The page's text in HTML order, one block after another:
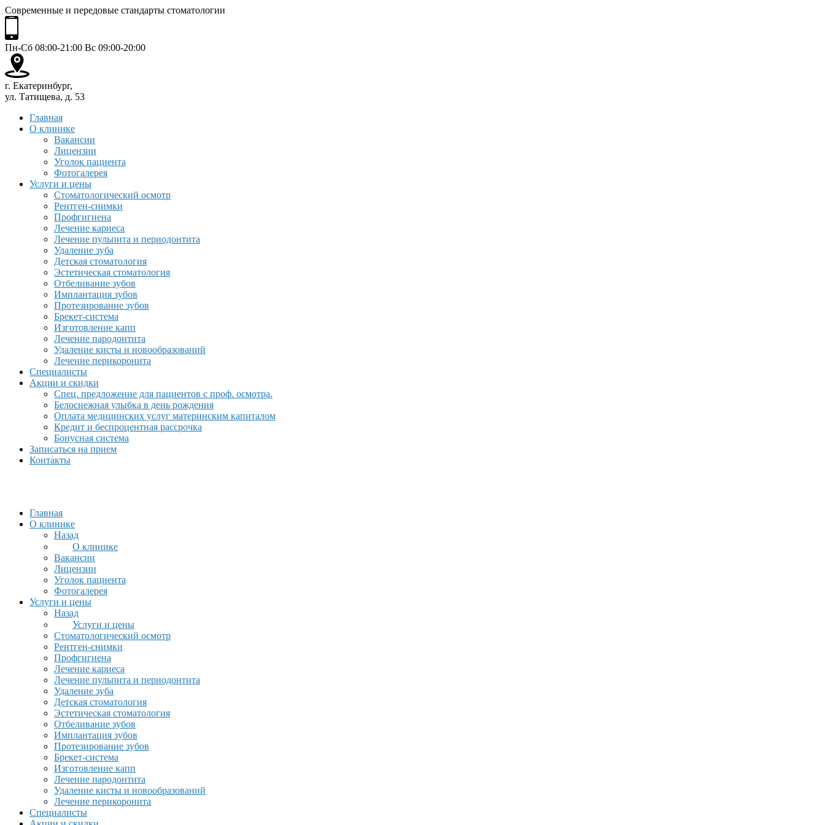
Современные и передовые стандарты стоматологии
Пн-Сб 08:00-21:00 Вс 09:00-20:00
г. Екатеринбург,
ул. Татищева, д. 53
Главная
О клинике
Вакансии
Лицензии
Уголок пациента
Фотогалерея
Услуги и цены
Стоматологический осмотр
Рентген-снимки
Профгигиена
Лечение кариеса
Лечение пульпита и периодонтита
Удаление зуба
Детская стоматология
Эстетическая стоматология
Отбеливание зубов
Имплантация зубов
Протезирование зубов
Брекет-система
Изготовление капп
Лечение пародонтита
Удаление кисты и новообразований
Лечение перикоронита
Специалисты
Акции и скидки
Спец. предложение для пациентов с проф. осмотра.
Белоснежная улыбка в день рождения
Оплата медицинских услуг материнским капиталом
Кредит и беспроцентная рассрочка
Бонусная система
Записаться на прием
Контакты
Главная
О клинике
Назад
О клинике
Вакансии
Лицензии
Уголок пациента
Фотогалерея
Услуги и цены
Назад
Услуги и цены
Стоматологический осмотр
Рентген-снимки
Профгигиена
Лечение кариеса
Лечение пульпита и периодонтита
Удаление зуба
Детская стоматология
Эстетическая стоматология
Отбеливание зубов
Имплантация зубов
Протезирование зубов
Брекет-система
Изготовление капп
Лечение пародонтита
Удаление кисты и новообразований
Лечение перикоронита
Специалисты